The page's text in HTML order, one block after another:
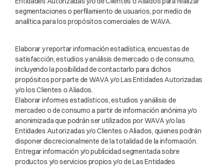
segmentaciones o perfilamiento de usuarios, por medio de
analítica para los propósitos comerciales de WAVA.
Elaborar y reportar información estadística, encuestas de
satisfacción, estudios y análisis de mercado o de consumo,
incluyendo la posibilidad de contactarlo para dichos
propósitos por parte de WAVA y/o Las Entidades Autorizadas
y/o los Clientes o Aliados.
Elaborar informes estadísticos, estudios y análisis de
mercadeo o de consumo a partir de información anónima y/o
anonimizada que podrán ser utilizados por WAVA y/o las
Entidades Autorizadas y/o Clientes o Aliados, quienes podrán
disponer discrecionalmente de la totalidad de la información.
Entregar información y/o publicidad segmentada sobre
productos y/o servicios propios y/o de Las Entidades